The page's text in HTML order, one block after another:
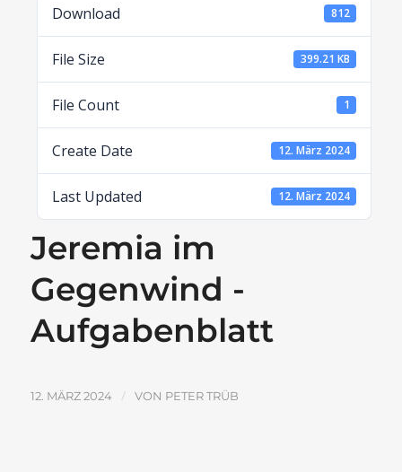
Download 812
File Size 399.21 KB
File Count 1
Create Date 12. März 2024
Last Updated 12. März 2024
Jeremia im
Gegenwind -
Aufgabenblatt
12. MÄRZ 2024 / VON PETER TRÜB